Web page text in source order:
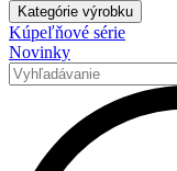
Kategórie výrobku
Kúpeľňové série
Novinky